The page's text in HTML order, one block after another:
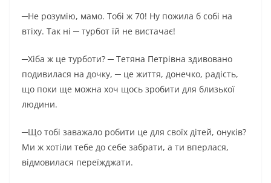
─Не розумію, мамо. Тобі ж 70! Ну пожила б собі на
втіху. Так ні ─ турбот їй не вистачає!
─Хіба ж це турботи? ─ Тетяна Петрівна здивовано
подивилася на дочку, ─ це життя, донечко, радість,
що поки ще можна хоч щось зробити для близької
людини.
─Що тобі заважало робити це для своїх дітей, онуків?
Ми ж хотіли тебе до себе забрати, а ти вперлася,
відмовилася переїжджати.